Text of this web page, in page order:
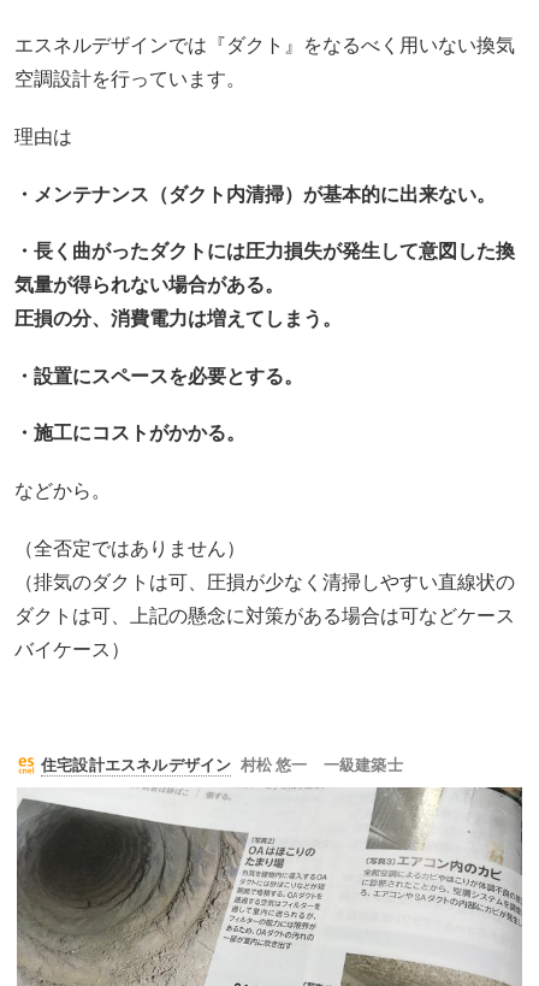
エスネルデザインでは『ダクト』をなるべく用いない換気
空調設計を行っています。
理由は
・メンテナンス（ダクト内清掃）が基本的に出来ない。
・長く曲がったダクトには圧力損失が発生して意図した換
気量が得られない場合がある。
圧損の分、消費電力は増えてしまう。
・設置にスペースを必要とする。
・施工にコストがかかる。
などから。
（全否定ではありません）
（排気のダクトは可、圧損が少なく清掃しやすい直線状の
ダクトは可、上記の懸念に対策がある場合は可などケース
バイケース）